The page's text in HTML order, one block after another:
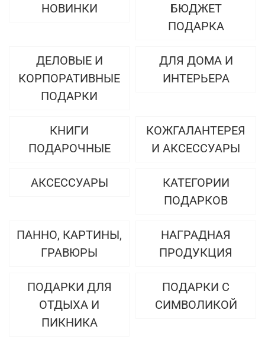
НОВИНКИ
БЮДЖЕТ
ПОДАРКА
ДЕЛОВЫЕ И
КОРПОРАТИВНЫЕ
ПОДАРКИ
ДЛЯ ДОМА И
ИНТЕРЬЕРА
КНИГИ
ПОДАРОЧНЫЕ
КОЖГАЛАНТЕРЕЯ
И АКСЕССУАРЫ
АКСЕССУАРЫ
КАТЕГОРИИ
ПОДАРКОВ
ПАННО, КАРТИНЫ,
ГРАВЮРЫ
НАГРАДНАЯ
ПРОДУКЦИЯ
ПОДАРКИ ДЛЯ
ОТДЫХА И
ПИКНИКА
ПОДАРКИ С
СИМВОЛИКОЙ